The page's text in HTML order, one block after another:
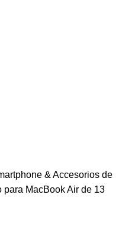
& Accesorios de
para MacBook Air de 13